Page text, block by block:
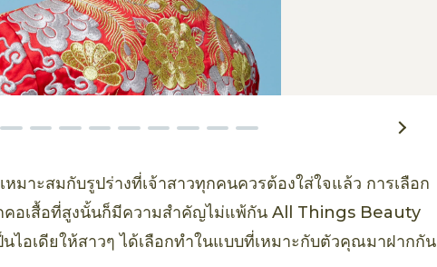
มาะสมกับรูปร่างที่เจ้าสาวทุกคนควรต้องใส่ใจแล้ว การเลือก
คอเสื้อที่สูงนั้นก็มีความสำคัญไม่แพ้กัน All Things Beauty
ไอเดียให้สาวๆ ได้เลือกทำในแบบที่เหมาะกับตัวคุณมาฝากกัน